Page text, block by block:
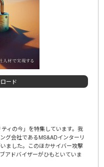
ード
ィの今」を特集しています。我
グ会社であるMS&ADインターリ
ました。このほかサイバー攻撃
アドバイザーがひもといていま